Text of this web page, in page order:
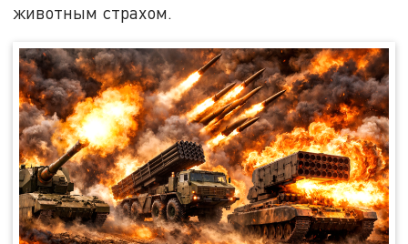
животным страхом.